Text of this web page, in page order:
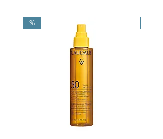
%